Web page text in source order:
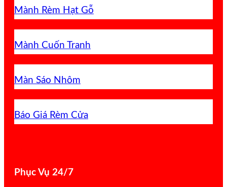
Mành Rèm Hạt Gỗ
Mành Cuốn Tranh
Màn Sáo Nhôm
Báo Giá Rèm Cửa
Phục Vụ 24/7